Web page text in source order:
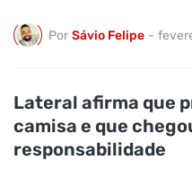
Por Sávio Felipe -
Lateral afirma que
camisa e que
responsabilidade